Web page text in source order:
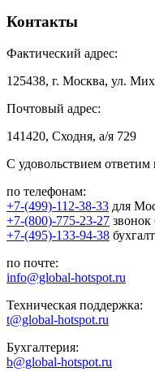
Контакты
Фактический адрес:
125438, г. Москва, ул.
Почтовый адрес:
141420, Сходня, а/я 729
С удовольствием
по телефонам:
+7-(499)-112-38-33 для
+7-(800)-775-23-27 звонок
+7-(495)-133-94-38
по почте:
info@global-hotspot.ru
Техническая поддержка:
t@global-hotspot.ru
Бухгалтерия:
b@global-hotspot.ru